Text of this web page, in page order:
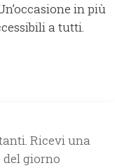
in più
a tutti.
Ricevi una
del giorno